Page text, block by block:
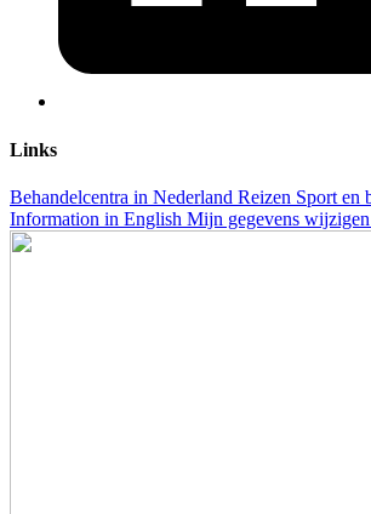
Links
Behandelcentra in Nederland Reizen Sport en
Information in English Mijn gegevens wijzigen